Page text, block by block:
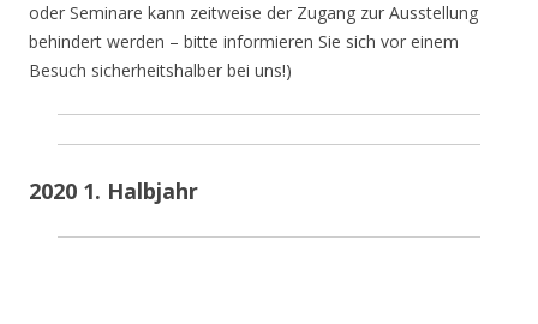
oder Seminare kann zeitweise der Zugang zur Ausstellung
behindert werden – bitte informieren Sie sich vor einem
Besuch sicherheitshalber bei uns!)
2020 1. Halbjahr